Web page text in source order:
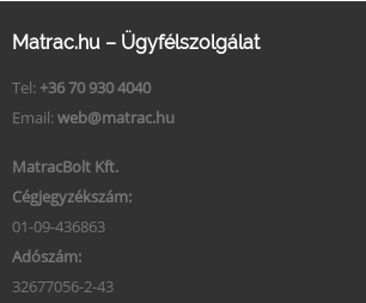
Matrac.hu – Ügyfélszolgálat
Tel: +36 70 930 4040
Email: web@matrac.hu
MatracBolt Kft.
Cégjegyzékszám:
01-09-436863
Adószám:
32677056-2-43